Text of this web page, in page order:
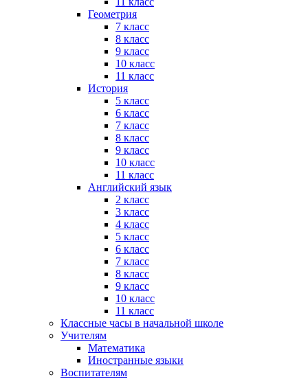
Геометрия
7 класс
8 класс
9 класс
10 класс
11 класс
История
5 класс
6 класс
7 класс
8 класс
9 класс
10 класс
11 класс
Английский язык
2 класс
3 класс
4 класс
5 класс
6 класс
7 класс
8 класс
9 класс
10 класс
11 класс
Классные часы в начальной школе
Учителям
Математика
Иностранные языки
Воспитателям